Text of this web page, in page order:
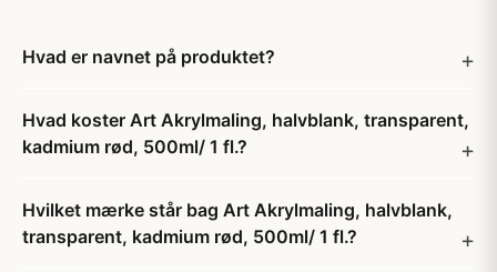
Hvad er navnet på produktet?
Hvad koster Art Akrylmaling, halvblank, transparent,
kadmium rød, 500ml/ 1 fl.?
Hvilket mærke står bag Art Akrylmaling, halvblank,
transparent, kadmium rød, 500ml/ 1 fl.?